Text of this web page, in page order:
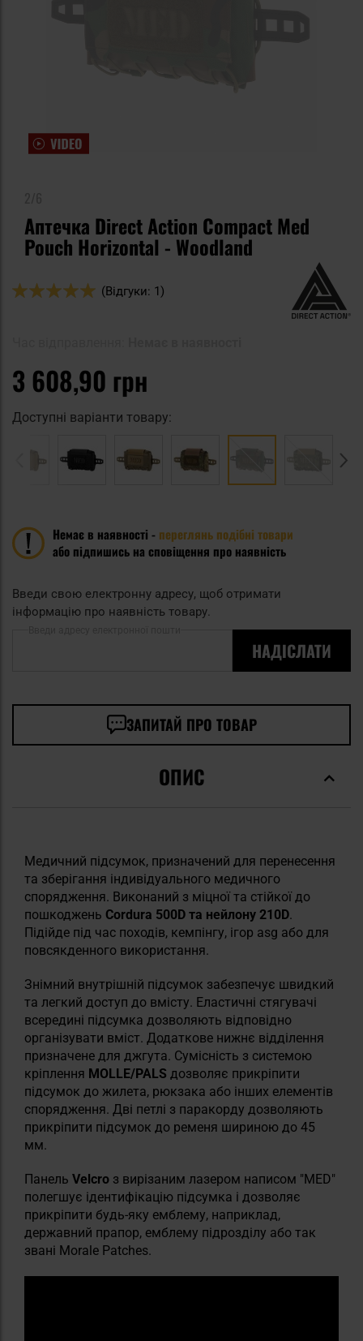
Аптечка Direct Action Compact Med
Pouch Horizontal - Woodland
Оцінка:
(Відгуки: 1)
3 608,90 грн
Доступні варіанти товару:
Немає в наявності - переглянь подібні товари
або підпишись на сповіщення про наявність
Введи свою електронну адресу, щоб отримати
інформацію про наявність товару.
НАДІСЛАТИ
ЗАПИТАЙ ПРО ТОВАР
ОПИС
Медичний підсумок, призначений для перенесення
та зберігання індивідуального медичного
спорядження. Виконаний з міцної та стійкої до
пошкоджень Cordura 500D та нейлону 210D.
Підійде під час походів, кемпінгу, ігор asg або для
повсякденного використання.
Знімний внутрішній підсумок забезпечує швидкий
та легкий доступ до вмісту. Еластичні стягувачі
всередині підсумка дозволяють відповідно
організувати вміст. Додаткове нижнє відділення
призначене для джгута. Сумісність з системою
кріплення MOLLE/PALS дозволяє прикріпити
підсумок до жилета, рюкзака або інших елементів
спорядження. Дві петлі з паракорду дозволяють
прикріпити підсумок до ременя шириною до 45
мм.
Панель Velcro з вирізаним лазером написом "MED"
полегшує ідентифікацію підсумка і дозволяє
прикріпити будь-яку емблему, наприклад,
державний прапор, емблему підрозділу або так
звані Morale Patches.